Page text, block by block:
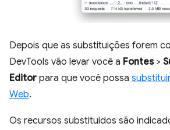
Depois que as substituições forem
DevTools vão levar você a Fontes>
Editor para que você possa
Web.
Os recursos substituídos são